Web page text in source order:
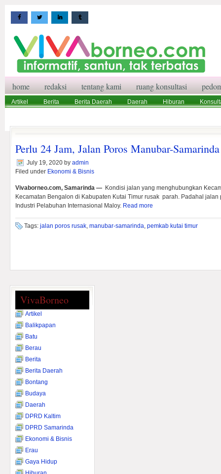
home redaksi tentang kami ruang konsultasi
Artikel Berita Berita Daerah Daerah Hiburan
Perlu 24 Jam, Jalan Poros Manubar-
July 19, 2020 by admin
Filed under Ekonomi & Bisnis
Vivaborneo.com, Samarinda — Kondisi jalan yang menghubungkan
Kecamatan Bengalon di Kabupaten Kutai Timur rusak parah. Padahal
Industri Pelabuhan Internasional Maloy. Read more
Tags: jalan poros rusak, manubar-samarinda, pemkab kutai timur
VivaBorneo
Artikel
Balikpapan
Batu
Berau
Berita
Berita Daerah
Bontang
Budaya
Daerah
DPRD Kaltim
DPRD Samarinda
Ekonomi & Bisnis
Erau
Gaya Hidup